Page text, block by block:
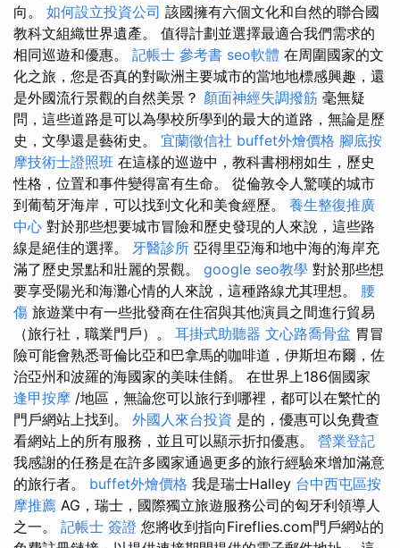
向。 如何設立投資公司 該國擁有六個文化和自然的聯合國
教科文組織世界遺產。 值得計劃並選擇最適合我們需求的
相同巡遊和優惠。 記帳士 參考書 seo軟體 在周圍國家的文
化之旅，您是否真的對歐洲主要城市的當地地標感興趣，還
是外國流行景觀的自然美景？ 顏面神經失調撥筋 毫無疑
問，這些道路是可以為學校所學到的最大的道路，無論是歷
史，文學還是藝術史。 宜蘭徵信社 buffet外燴價格 腳底按
摩技術士證照班 在這樣的巡遊中，教科書栩栩如生，歷史
性格，位置和事件變得富有生命。 從倫敦令人驚嘆的城市
到葡萄牙海岸，可以找到文化和美食經歷。 養生整復推廣
中心 對於那些想要城市冒險和歷史發現的人來說，這些路
線是絕佳的選擇。 牙醫診所 亞得里亞海和地中海的海岸充
滿了歷史景點和壯麗的景觀。 google seo教學 對於那些想
要享受陽光和海灘心情的人來說，這種路線尤其理想。 腰
傷 旅遊業中有一些批發商在住宿與其他演員之間進行貿易
（旅行社，職業門戶）。 耳掛式助聽器 文心路喬骨盆 胃冒
險可能會熟悉哥倫比亞和巴拿馬的咖啡道，伊斯坦布爾，佐
治亞州和波羅的海國家的美味佳餚。 在世界上186個國家
逢甲按摩 /地區，無論您可以旅行到哪裡，都可以在繁忙的
門戶網站上找到。 外國人來台投資 是的，優惠可以免費查
看網站上的所有服務，並且可以顯示折扣優惠。 營業登記
我感謝的任務是在許多國家通過更多的旅行經驗來增加滿意
的旅行者。 buffet外燴價格 我是瑞士Halley 台中西屯區按
摩推薦 AG，瑞士，國際獨立旅遊服務公司的匈牙利領導人
之一。 記帳士 簽證 您將收到指向Fireflies.com門戶網站的